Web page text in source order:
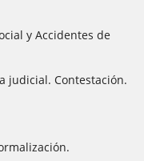
y Accidentes de
judicial. Contestación.